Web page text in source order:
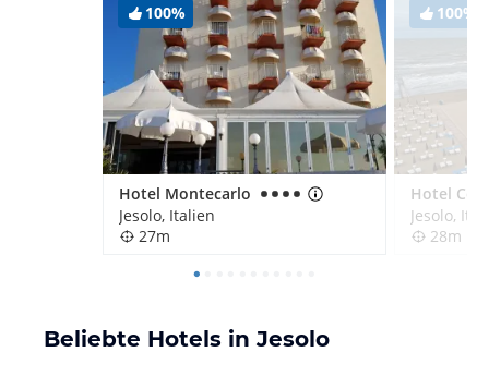
100%
Hotel Montecarlo
Jesolo, Italien
27m
100%
Hotel
Jesolo,
28m
Beliebte Hotels in Jesolo